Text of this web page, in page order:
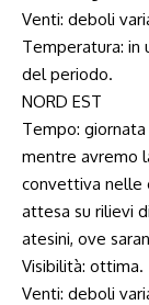
Venti: deboli
Temperatura:
del periodo.
NORD EST
Tempo:
mentre avremo
convettiva nelle
attesa su rilievi
atesini, ove
Visibilità: ottima.
Venti: deboli